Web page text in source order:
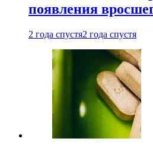
появления
2 года спустя2 года спустя